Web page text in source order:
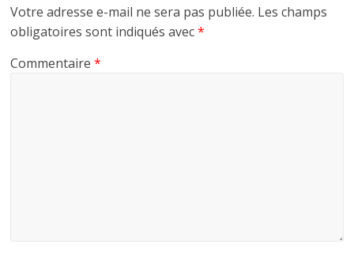
Votre adresse e-mail ne sera pas publiée. Les champs
obligatoires sont indiqués avec*
Commentaire*